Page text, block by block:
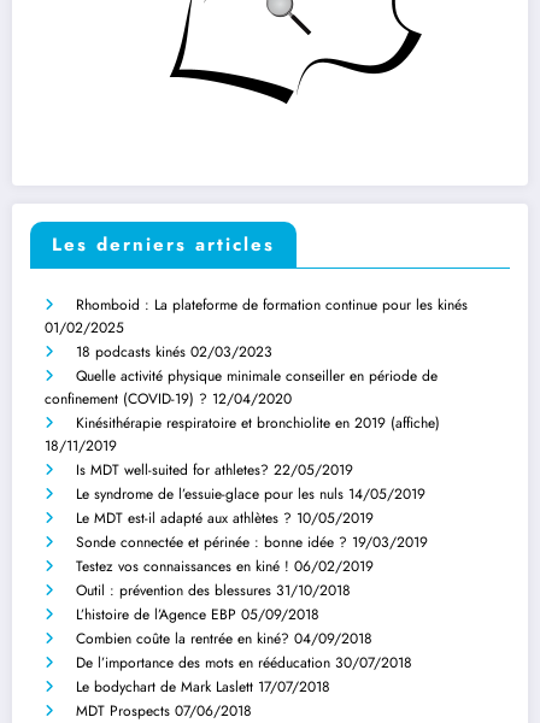
Les derniers articles
Rhomboid : La plateforme de formation continue pour les kinés
01/02/2025
18 podcasts kinés 02/03/2023
Quelle activité physique minimale conseiller en période de
confinement (COVID-19) ? 12/04/2020
Kinésithérapie respiratoire et bronchiolite en 2019 (affiche)
18/11/2019
Is MDT well-suited for athletes? 22/05/2019
Le syndrome de l’essuie-glace pour les nuls 14/05/2019
Le MDT est-il adapté aux athlètes ? 10/05/2019
Sonde connectée et périnée : bonne idée ? 19/03/2019
Testez vos connaissances en kiné ! 06/02/2019
Outil : prévention des blessures 31/10/2018
L’histoire de l’Agence EBP 05/09/2018
Combien coûte la rentrée en kiné? 04/09/2018
De l’importance des mots en rééducation 30/07/2018
Le bodychart de Mark Laslett 17/07/2018
MDT Prospects 07/06/2018